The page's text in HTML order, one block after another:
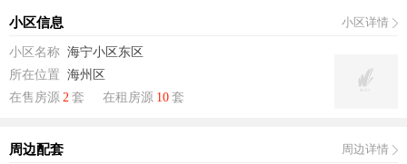
小区信息 小区详情
小区名称 海宁小区东区
所在位置 海州区
在售房源 2 套 在租房源 10 套
周边配套 周边详情